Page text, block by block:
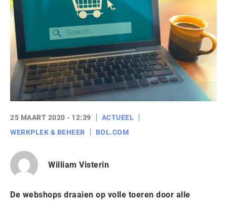
25 MAART 2020 - 12:39
ACTUEEL
WERKPLEK & BEHEER
BOL.COM
William Visterin
De webshops draaien op volle toeren door alle